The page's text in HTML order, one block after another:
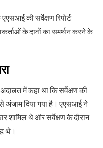
की सर्वेक्षण रिपोर्ट
के दावों का समर्थन करने के
में कहा था कि सर्वेक्षण की
से अंजाम दिया गया है। एएसआई ने
शामिल थे और सर्वेक्षण के दौरान
थे।